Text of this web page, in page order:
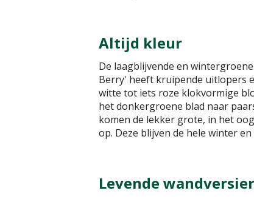
Altijd kleur
De laagblijvende en
Berry' heeft kruipende uitlopers
witte tot iets roze klokvormige
het donkergroene blad naar
komen de lekker grote, in het
op. Deze blijven de hele winter
Levende